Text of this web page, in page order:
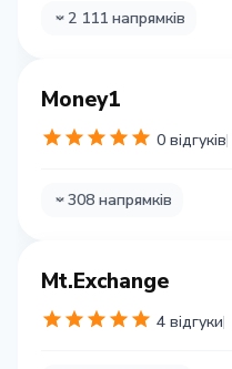
2 111 напрямків
Money1
0 відгуків
308 напрямків
Mt.Exchange
4 відгуки